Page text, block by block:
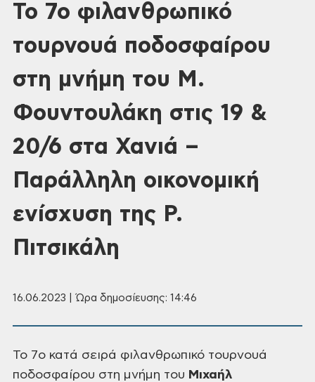
Το 7ο φιλανθρωπικό
τουρνουά ποδοσφαίρου
στη μνήμη του Μ.
Φουντουλάκη στις 19 &
20/6 στα Χανιά –
Παράλληλη οικονομική
ενίσχυση της Ρ.
Πιτσικάλη
16.06.2023 | Ώρα δημοσίευσης: 14:46
Το 7ο κατά σειρά φιλανθρωπικό τουρνουά
ποδοσφαίρου στη μνήμη του Μιχαήλ